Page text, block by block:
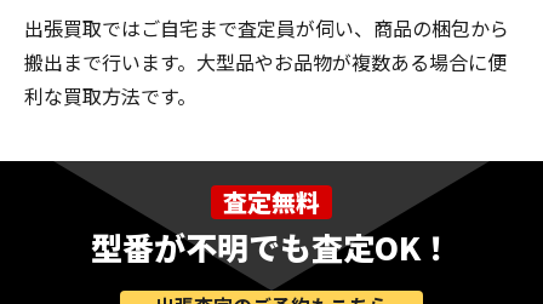
出張買取ではご自宅まで査定員が伺い、商品の梱包から
搬出まで行います。大型品やお品物が複数ある場合に便
利な買取方法です。
査定無料
型番が不明でも査定OK！